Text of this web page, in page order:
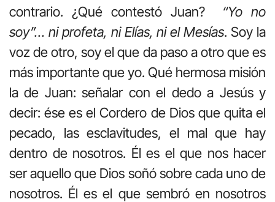
contrario. ¿Qué contestó Juan? “Yo no
soy”… ni profeta, ni Elías, ni el Mesías. Soy la
voz de otro, soy el que da paso a otro que es
más importante que yo. Qué hermosa misión
la de Juan: señalar con el dedo a Jesús y
decir: ése es el Cordero de Dios que quita el
pecado, las esclavitudes, el mal que hay
dentro de nosotros. Él es el que nos hacer
ser aquello que Dios soñó sobre cada uno de
nosotros. Él es el que sembró en nosotros